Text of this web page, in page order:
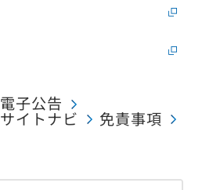
電子公告
サイトナビ 免責事項